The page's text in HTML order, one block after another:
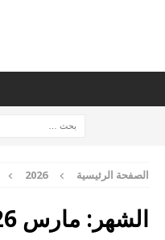
الصفحة الرئيسية 2026
الشهر: مارس 2026